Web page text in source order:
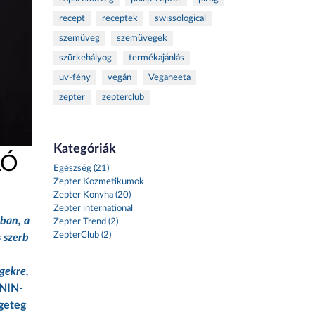
a
szerb
recept receptek swissological
szemüveg szemüvegek
szürkehályog termékajánlás
uv-fény vegán Veganeeta
zepter zepterclub
Kategóriák
Egészség (21)
Zepter Kozmetikumok
Zepter Konyha (20)
Zepter international
Zepter Trend (2)
ZepterClub (2)